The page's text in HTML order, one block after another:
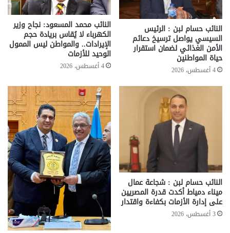
النائب حسام لبن : الرئيس
السيسي يواصل ترسيخ دعائم
الأمن الغذائي لضمان استقرار
حياة المواطنين
4 أغسطس، 2026
النائب محمد المسعود: نجاح وزير
الكهرباء لا يُقاس بريادة حجم
الإيرادات.. والمواطن ليس الممول
الوحيد للأزمات
4 أغسطس، 2026
النائب حسام لبن : شجاعة عمال
ميناء دمياط أكدت قدرة المصريين
على إدارة الأزمات بكفاءة واقتدار
3 أغسطس، 2026